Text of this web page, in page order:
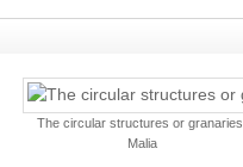
The circular structures or granaries,
Malia